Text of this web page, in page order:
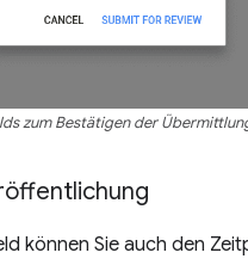
zum Bestätigen der
können Sie auch den